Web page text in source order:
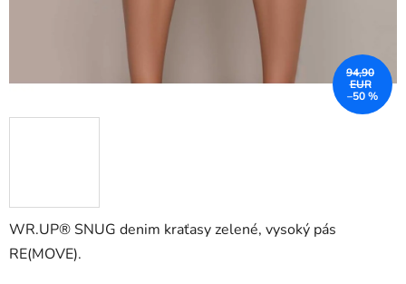
WR.UP® SNUG denim kraťasy zelené, vysoký pás
RE(MOVE).
94,90
EUR
–50 %